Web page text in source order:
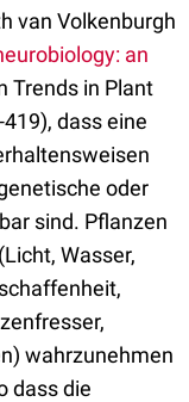
van Volkenburgh
an
Trends in Plant
419), dass eine
oder
sind. Pflanzen
Wasser,
wahrzunehmen
dass die